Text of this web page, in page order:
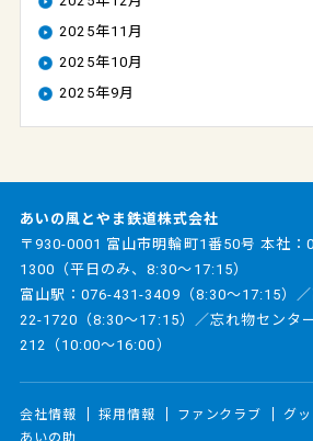
2025年11月
2025年10月
2025年9月
あいの風とやま鉄道株式会社
〒930-0001 富山市明輪町1番50号 本社：
1300 （平日のみ、8:30～17:15）
富山駅：076-431-3409 （8:30～17:15）
22-1720 （8:30～17:15）／忘れ物センタ
212 （10:00～16:00）
会社情報 採用情報 ファンクラブ グ
あいの助